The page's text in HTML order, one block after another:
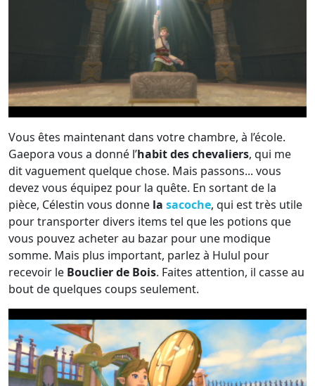
Vous êtes maintenant dans votre chambre, à l’école.
Gaepora vous a donné l’habit des chevaliers, qui me
dit vaguement quelque chose. Mais passons... vous
devez vous équipez pour la quête. En sortant de la
pièce, Célestin vous donne la sacoche, qui est très utile
pour transporter divers items tel que les potions que
vous pouvez acheter au bazar pour une modique
somme. Mais plus important, parlez à Hulul pour
recevoir le Bouclier de Bois. Faites attention, il casse au
bout de quelques coups seulement.